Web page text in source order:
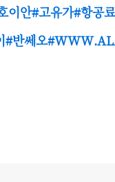
이안#고유가#항공료
#반쎄오